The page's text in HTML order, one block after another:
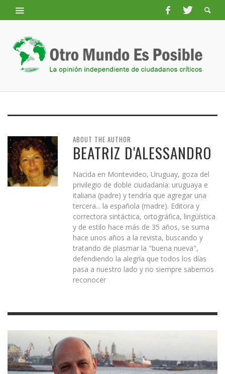
ABOUT THE AUTHOR
BEATRIZ D'ALESSANDRO
Nacida en Montevideo, Uruguay, goza del
privilegio de doble ciudadanía: uruguaya e
italiana (padre) y tendría que agregar una
tercera... la española (madre). Editora y
correctora sintáctica, ortográfica, lingüística
y de estilo hace más de 35 años, se suma
hace unos años a la revista, buscando y
tratando de plasmar la "buena nueva",
defendiendo la alegría que todos los días
pasa a nuestro lado y no siempre sabemos
reconocer